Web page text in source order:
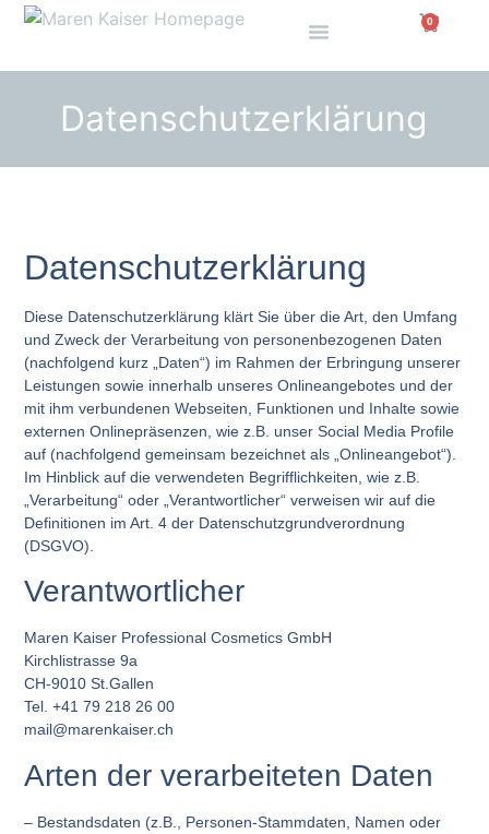
0
Datenschutzerklärung
Datenschutzerklärung
Diese Datenschutzerklärung klärt Sie über die Art, den Umfang
und Zweck der Verarbeitung von personenbezogenen Daten
(nachfolgend kurz „Daten“) im Rahmen der Erbringung unserer
Leistungen sowie innerhalb unseres Onlineangebotes und der
mit ihm verbundenen Webseiten, Funktionen und Inhalte sowie
externen Onlinepräsenzen, wie z.B. unser Social Media Profile
auf (nachfolgend gemeinsam bezeichnet als „Onlineangebot“).
Im Hinblick auf die verwendeten Begrifflichkeiten, wie z.B.
„Verarbeitung“ oder „Verantwortlicher“ verweisen wir auf die
Definitionen im Art. 4 der Datenschutzgrundverordnung
(DSGVO).
Verantwortlicher
Maren Kaiser Professional Cosmetics GmbH
Kirchlistrasse 9a
CH-9010 St.Gallen
Tel. +41 79 218 26 00
mail@marenkaiser.ch
Arten der verarbeiteten Daten
– Bestandsdaten (z.B., Personen-Stammdaten, Namen oder